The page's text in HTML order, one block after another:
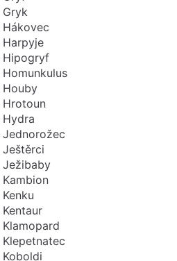
Gryk
Hákovec
Harpyje
Hipogryf
Homunkulus
Houby
Hrotoun
Hydra
Jednorožec
Ještěrci
Ježibaby
Kambion
Kenku
Kentaur
Klamopard
Klepetnatec
Koboldi